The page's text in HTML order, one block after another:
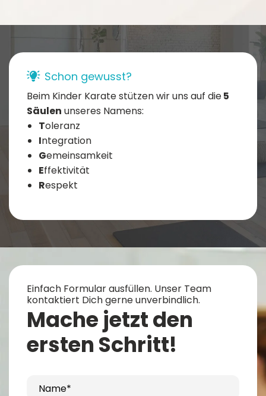
Schon gewusst?
Beim Kinder Karate stützen wir uns auf die5
Säulen unseres Namens:
Toleranz
Integration
Gemeinsamkeit
Effektivität
Respekt
Mache jetzt den
ersten Schritt!
Einfach Formular ausfüllen. Unser Team
kontaktiert Dich gerne unverbindlich.
Name*